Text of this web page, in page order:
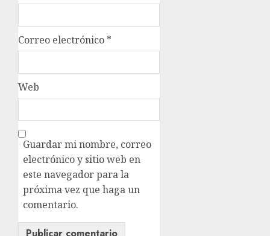
Correo electrónico *
Web
Guardar mi nombre, correo
electrónico y sitio web en
este navegador para la
próxima vez que haga un
comentario.